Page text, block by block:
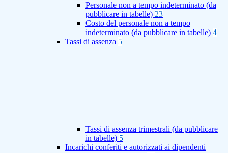
Personale non a tempo indeterminato (da
pubblicare in tabelle) 23
Costo del personale non a tempo
indeterminato (da pubblicare in tabelle) 4
Tassi di assenza 5
Tassi di assenza trimestrali (da pubblicare
in tabelle) 5
Incarichi conferiti e autorizzati ai dipendenti